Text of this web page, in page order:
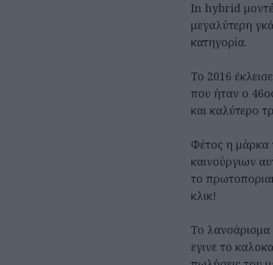
In hybrid
μεγαλύτερη
κατηγορία.
Το 2016
που ήταν ο
και καλύτερο
Φέτος η μάρκα
καινούργιων
το
κλικ!
Το
εγινε το